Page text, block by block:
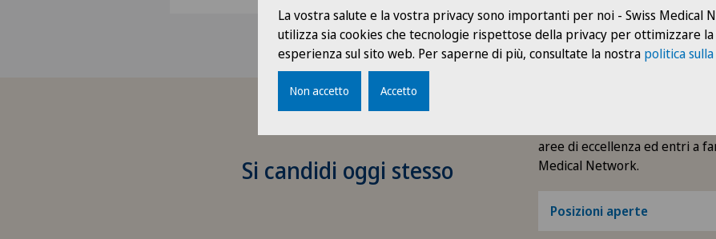
Si candidi oggi stesso
aree di eccellenza ed entri a
Medical Network.
Posizioni aperte
La vostra salute e la vostra privacy sono importanti per noi - Swiss Medical
utilizza sia cookies che tecnologie rispettose della privacy per ottimizzare
esperienza sul sito web. Per saperne di più, consultate la nostra politica
Non accetto Accetto